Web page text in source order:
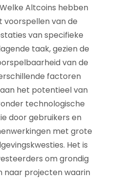
Altcoins hebben
voorspellen van de
van specifieke
taak, gezien de
van de
factoren
het potentieel van
technologische
door gebruikers en
met grote
Het is
om grondig
naar projecten waarin